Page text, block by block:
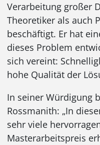
Verarbeitung großer
Theoretiker als auch
beschäftigt. Er hat
dieses Problem
sich vereint:
hohe Qualität der
In seiner Würdigung
Rossmanith: „In
sehr viele
Masterarbeitspreis